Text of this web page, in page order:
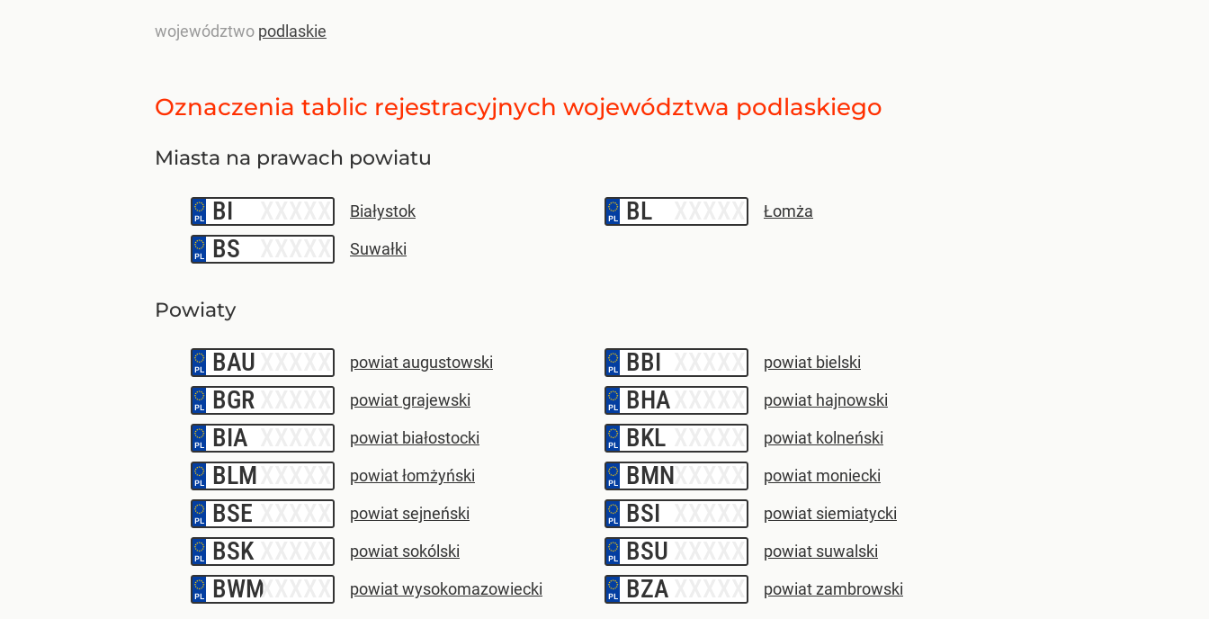
województwo podlaskie
Oznaczenia tablic rejestracyjnych województwa podlaskiego
Miasta na prawach powiatu
BI Białystok BL Łomża
BS Suwałki
Powiaty
BAU powiat augustowski BBI powiat bielski
BGR powiat grajewski BHA powiat hajnowski
BIA powiat białostocki BKL powiat kolneński
BLM powiat łomżyński BMN powiat moniecki
BSE powiat sejneński BSI powiat siemiatycki
BSK powiat sokólski BSU powiat suwalski
BWM powiat wysokomazowiecki BZA powiat zambrowski